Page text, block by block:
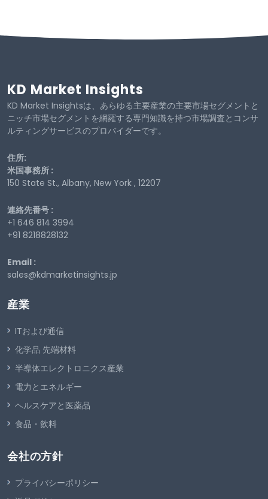
KD Market Insights
KD Market Insightsは、あらゆる主要産業の主要市場セグメントと
ニッチ市場セグメントを網羅する専門知識を持つ市場調査とコンサ
ルティングサービスのプロバイダーです。
住所:
米国事務所 :
150 State St., Albany, New York , 12207
連絡先番号 :
+1 646 814 3994
+91 8218828132
Email :
sales@kdmarketinsights.jp
産業
ITおよび通信
化学品 先端材料
半導体エレクトロニクス産業
電力とエネルギー
ヘルスケアと医薬品
食品・飲料
会社の方針
プライバシーポリシー